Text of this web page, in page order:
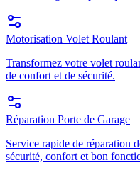
Motorisation Volet Roulant
Transformez votre volet
de confort et de sécurité.
Réparation Porte de Garage
Service rapide de réparation
sécurité, confort et bon